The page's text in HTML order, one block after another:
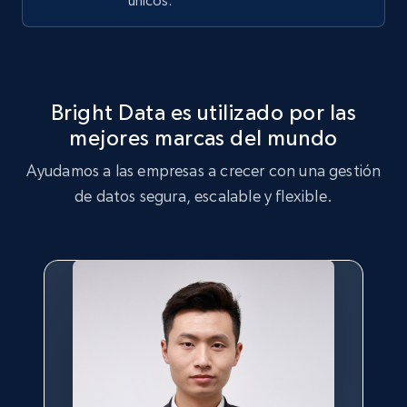
Bright Data es utilizado por las
mejores marcas del mundo
Ayudamos a las empresas a crecer con una gestión
de datos segura, escalable y flexible.